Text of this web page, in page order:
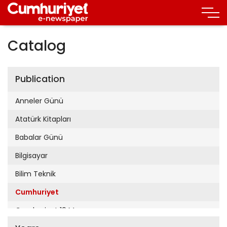
Catalog
Publication
Anneler Günü
Atatürk Kitapları
Babalar Günü
Bilgisayar
Bilim Teknik
Cumhuriyet
Cumhuriyet 19 Mayıs